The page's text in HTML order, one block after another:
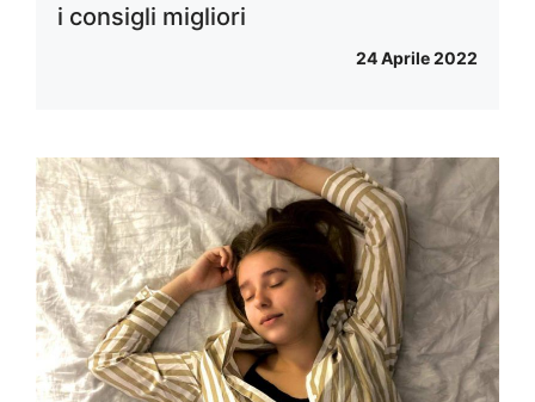
i consigli migliori
24 Aprile 2022